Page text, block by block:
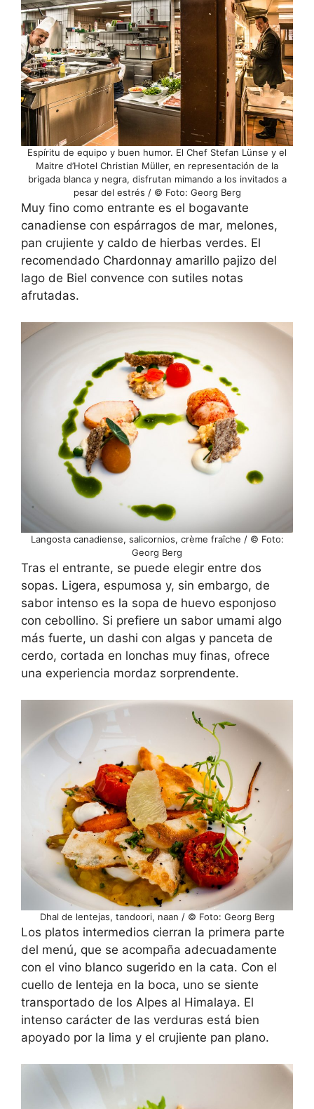
Espíritu de equipo y buen humor. El Chef Stefan Lünse y el
Maitre d’Hotel Christian Müller, en representación de la
brigada blanca y negra, disfrutan mimando a los invitados a
pesar del estrés / © Foto: Georg Berg
Muy fino como entrante es el bogavante
canadiense con espárragos de mar, melones,
pan crujiente y caldo de hierbas verdes. El
recomendado Chardonnay amarillo pajizo del
lago de Biel convence con sutiles notas
afrutadas.
Langosta canadiense, salicornios, crème fraȋche / © Foto:
Georg Berg
Tras el entrante, se puede elegir entre dos
sopas. Ligera, espumosa y, sin embargo, de
sabor intenso es la sopa de huevo esponjoso
con cebollino. Si prefiere un sabor umami algo
más fuerte, un dashi con algas y panceta de
cerdo, cortada en lonchas muy finas, ofrece
una experiencia mordaz sorprendente.
Dhal de lentejas, tandoori, naan / © Foto: Georg Berg
Los platos intermedios cierran la primera parte
del menú, que se acompaña adecuadamente
con el vino blanco sugerido en la cata. Con el
cuello de lenteja en la boca, uno se siente
transportado de los Alpes al Himalaya. El
intenso carácter de las verduras está bien
apoyado por la lima y el crujiente pan plano.